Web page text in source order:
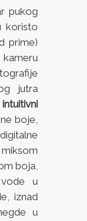
pukog
koristo
prime)
jutra
intuitivni
boje,
boja,
u
iznad
u